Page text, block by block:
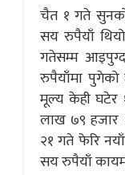
चैत १ गते
सय रुपैयाँ
गतेसम्म
रुपैयाँमा
मूल्य केही
लाख ७९ हजार
२१ गते फेरि
सय रुपैयाँ